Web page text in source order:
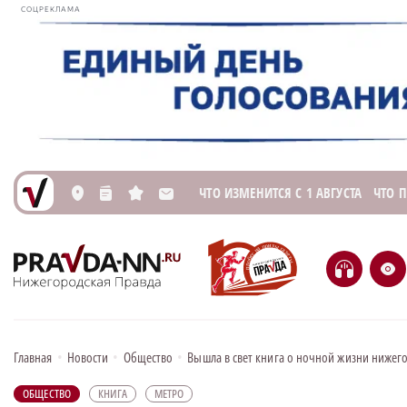
СОЦРЕКЛАМА
L n s M ЧТО ИЗМЕНИТСЯ С 1 АВГУСТА ЧТО
H e
Главная • Новости • Общество • Вышла в свет книга о ночной жизни
ОБЩЕСТВО КНИГА МЕТРО